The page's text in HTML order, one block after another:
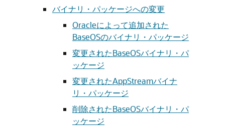
バイナリ・パッケージへの変更
Oracleによって追加された
BaseOSのバイナリ・パッケージ
変更されたBaseOSバイナリ・パ
ッケージ
変更されたAppStreamバイナ
リ・パッケージ
削除されたBaseOSバイナリ・パ
ッケージ